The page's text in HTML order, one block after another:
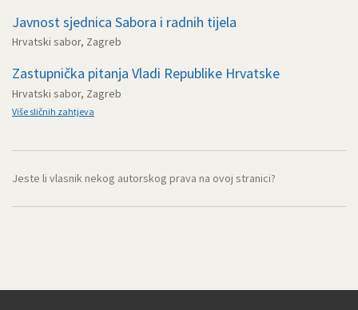
Javnost sjednica Sabora i radnih tijela
Hrvatski sabor, Zagreb
Zastupnička pitanja Vladi Republike Hrvatske
Hrvatski sabor, Zagreb
Više sličnih zahtjeva
Jeste li vlasnik nekog autorskog prava na ovoj stranici?